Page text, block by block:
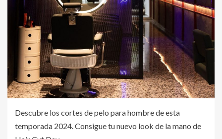
Descubre los cortes de pelo para hombre de esta
temporada 2024. Consigue tu nuevo look de la mano de